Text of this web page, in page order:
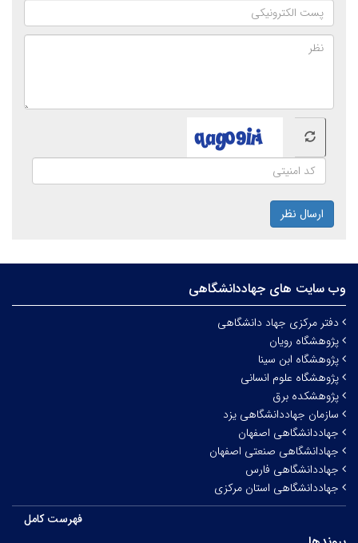
ارسال نظر
وب سایت های جهاددانشگاهی
دفتر مرکزی جهاد دانشگاهی
پژوهشگاه رویان
پژوهشگاه ابن سینا
پژوهشگاه علوم انسانی
پژوهشکده برق
سازمان جهاددانشگاهی یزد
جهاددانشگاهی اصفهان
جهادانشگاهی صنعتی اصفهان
جهاددانشگاهی فارس
جهاددانشگاهی استان مرکزی
فهرست کامل